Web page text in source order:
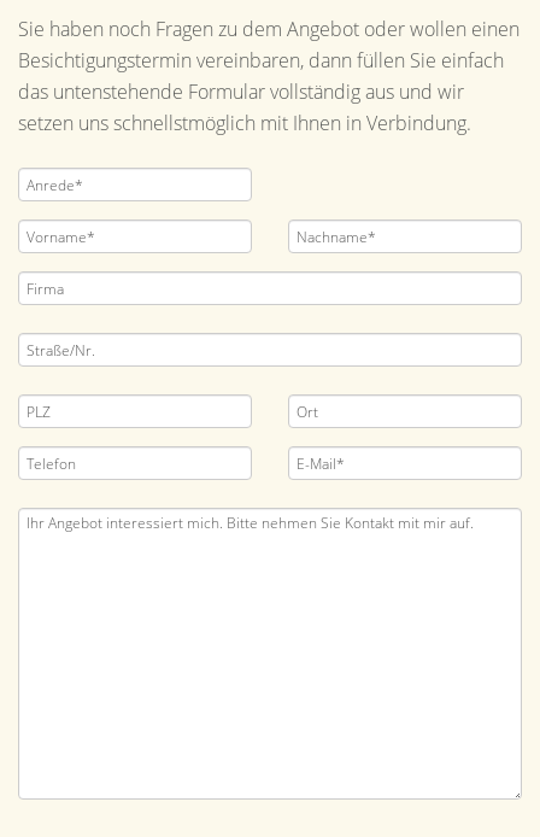
Sie haben noch Fragen zu dem Angebot oder wollen einen
Besichtigungstermin vereinbaren, dann füllen Sie einfach
das untenstehende Formular vollständig aus und wir
setzen uns schnellstmöglich mit Ihnen in Verbindung.